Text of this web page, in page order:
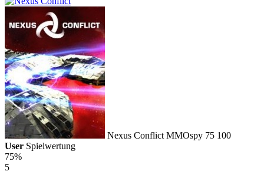
Nexus Conflict MMOspy 75 100
User Spielwertung
75%
5